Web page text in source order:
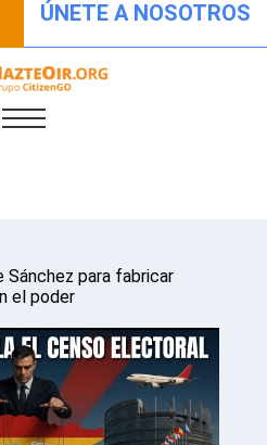
ÚNETE A NOSOTROS
Sánchez para fabricar
el poder